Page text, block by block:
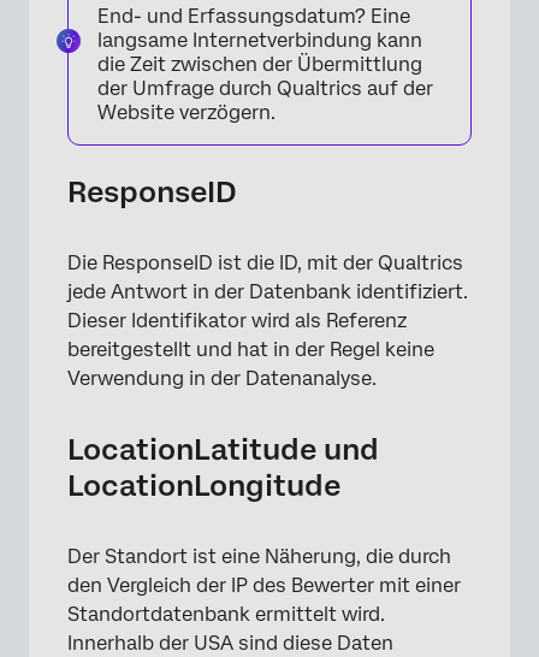
End- und Erfassungsdatum? Eine
langsame Internetverbindung kann
die Zeit zwischen der Übermittlung
der Umfrage durch Qualtrics auf der
Website verzögern.
ResponseID
Die ResponseID ist die ID, mit der Qualtrics
jede Antwort in der Datenbank identifiziert.
Dieser Identifikator wird als Referenz
bereitgestellt und hat in der Regel keine
Verwendung in der Datenanalyse.
LocationLatitude und
LocationLongitude
Der Standort ist eine Näherung, die durch
den Vergleich der IP des Bewerter mit einer
Standortdatenbank ermittelt wird.
Innerhalb der USA sind diese Daten